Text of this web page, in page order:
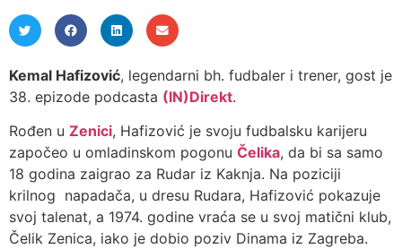
Kemal Hafizović, legendarni bh. fudbaler i trener, gost je
38. epizode podcasta (IN)Direkt.
Rođen u Zenici, Hafizović je svoju fudbalsku karijeru
započeo u omladinskom pogonu Čelika, da bi sa samo
18 godina zaigrao za Rudar iz Kaknja. Na poziciji
krilnog napadača, u dresu Rudara, Hafizović pokazuje
svoj talenat, a 1974. godine vraća se u svoj matični klub,
Čelik Zenica, iako je dobio poziv Dinama iz Zagreba.